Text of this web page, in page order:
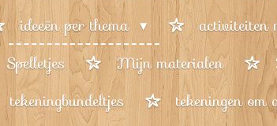
ideeën per thema
activiteiten
Spelletjes Mijn materialen
tekeningbundeltjes
tekeningen om